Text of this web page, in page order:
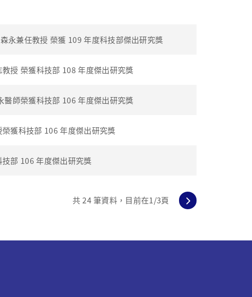
永兼任教授 榮獲 109 年度科技部傑出研究獎
授 榮獲科技部 108 年度傑出研究獎
師榮獲科技部 106 年度傑出研究獎
獲科技部 106 年度傑出研究獎
部 106 年度傑出研究獎
共24 筆資料，目前在1/3頁